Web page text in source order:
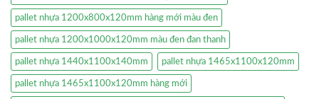
pallet nhựa 1200x800x120mm hàng mới màu đen
pallet nhựa 1200x1000x120mm màu đen đan thanh
pallet nhựa 1440x1100x140mm pallet nhựa 1465x1100x120mm
pallet nhựa 1465x1100x120mm hàng mới